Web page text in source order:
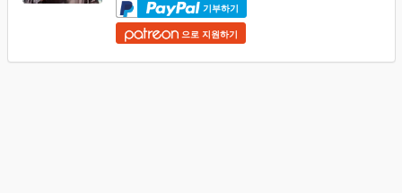
기부하기
으로 지원하기